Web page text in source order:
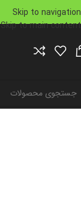
Skip to navigation
Skip to main content